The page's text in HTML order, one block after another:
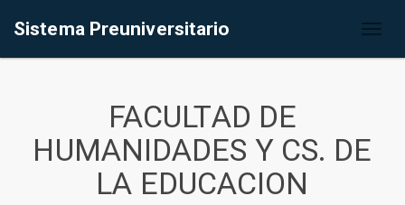
Sistema Preuniversitario
FACULTAD DE
HUMANIDADES Y CS. DE
LA EDUCACION